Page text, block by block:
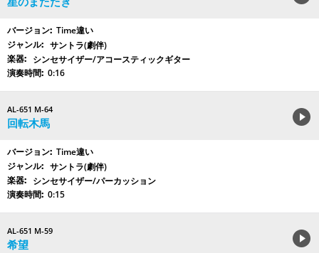
Time違い
サントラ(劇伴)
シンセサイザー/アコースティックギター
0:16
AL-651 M-64
回転木馬
Time違い
サントラ(劇伴)
シンセサイザー/パーカッション
0:15
AL-651 M-59
希望